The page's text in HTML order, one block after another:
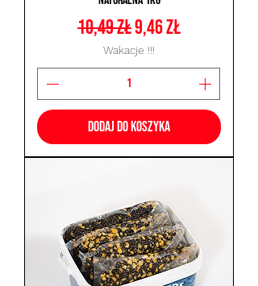
Regularna cena
10,49 złCena rabatowa
9,46 zł
Wakacje !!!
Dodaj do koszyka